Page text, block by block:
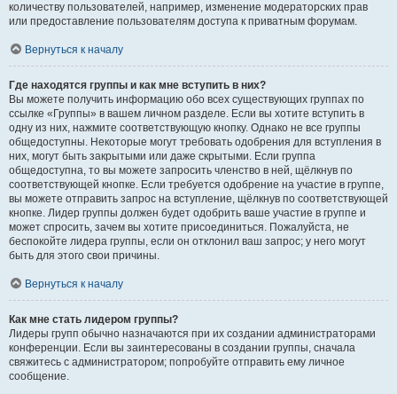
количеству пользователей, например, изменение модераторских прав
или предоставление пользователям доступа к приватным форумам.
Вернуться к началу
Где находятся группы и как мне вступить в них?
Вы можете получить информацию обо всех существующих группах по
ссылке «Группы» в вашем личном разделе. Если вы хотите вступить в
одну из них, нажмите соответствующую кнопку. Однако не все группы
общедоступны. Некоторые могут требовать одобрения для вступления в
них, могут быть закрытыми или даже скрытыми. Если группа
общедоступна, то вы можете запросить членство в ней, щёлкнув по
соответствующей кнопке. Если требуется одобрение на участие в группе,
вы можете отправить запрос на вступление, щёлкнув по соответствующей
кнопке. Лидер группы должен будет одобрить ваше участие в группе и
может спросить, зачем вы хотите присоединиться. Пожалуйста, не
беспокойте лидера группы, если он отклонил ваш запрос; у него могут
быть для этого свои причины.
Вернуться к началу
Как мне стать лидером группы?
Лидеры групп обычно назначаются при их создании администраторами
конференции. Если вы заинтересованы в создании группы, сначала
свяжитесь с администратором; попробуйте отправить ему личное
сообщение.